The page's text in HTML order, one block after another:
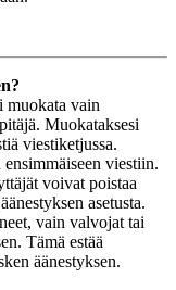
muokata vain
Muokataksesi
viestiketjussa.
viestiin.
voivat poistaa
asetusta.
vain valvojat tai
Tämä estää
äänestyksen.